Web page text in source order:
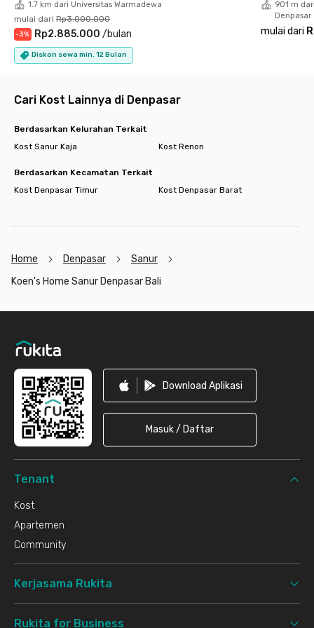
tidur yang sudah berperabot lengkap dengan TV, AC, koneksi
WiFi, serta kamar mandi yang dilengkapi oleh water heater dan
wastafel. Kost Denpasar Selatan ini juga menyediakan area
dapur, area makan, living room, kolam renang, hingga area parkir
yang pastinya akan memudahkan berbagai aktivitasmu.
Tidak ketinggalan, sewa kost bulanan Bali ini juga sudah
termasuk listrik, layanan room cleaning dan laundry, serta
housekeeping sehingga memungkinkan kamu untuk bisa
unit Koen's Home Sanur Denpasar Bali ini sekarang juga
1.7 km dari Universitas Warmadewa
mulai dari Rp3.000.000
-3% Rp2.885.000 /bulan
Diskon sewa min. 12 Bulan
901 m
Denpasar
mulai dari
Cari Kost Lainnya di Denpasar
Berdasarkan Kelurahan Terkait
Kost Sanur Kaja
Kost Renon
Berdasarkan Kecamatan Terkait
Kost Denpasar Timur
Kost Denpasar Barat
Home Denpasar
Sanur
Koen's Home Sanur Denpasar Bali
Download Aplikasi
Masuk / Daftar
Tenant
Kost
Apartemen
Community
Kerjasama Rukita
Rukita for Business